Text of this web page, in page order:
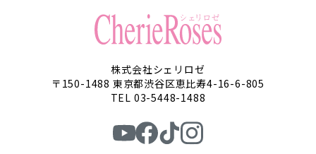
株式会社シェリロゼ
〒150-1488 東京都渋谷区恵比寿4-16-6-805
TEL 03-5448-1488